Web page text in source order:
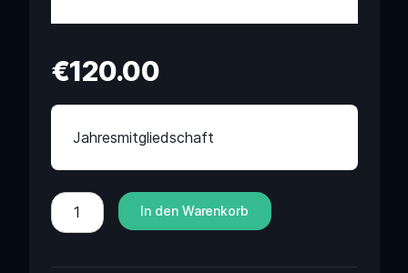
€120.00
Jahresmitgliedschaft
In den Warenkorb